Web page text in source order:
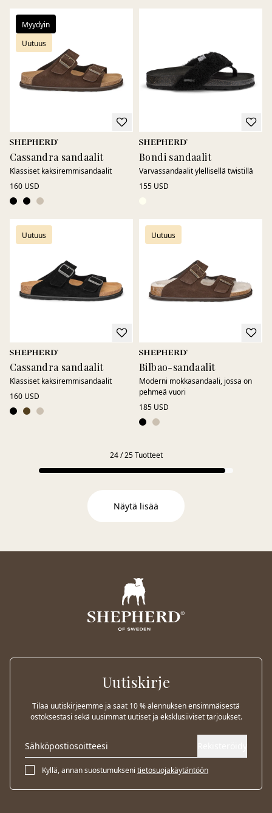
Myydyin
Uutuus
Cassandra sandaalit
Klassiset kaksiremmi­sandaalit
160 USD
Bondi sandaalit
Varvassandaalit ylellisellä twistillä
155 USD
Uutuus
Cassandra sandaalit
Klassiset kaksiremmi­sandaalit
160 USD
Uutuus
Bilbao-sandaalit
Moderni mokkasandaali, jossa on
pehmeä vuori
185 USD
24 /25 Tuotteet
Näytä lisää
Uutiskirje
Tilaa uutiskirjeemme ja saat 10 % alennuksen ensimmäisestä
ostoksestasi sekä uusimmat uutiset ja eksklusiiviset tarjoukset.
Kyllä, annan suostumukseni tietosuojakäytäntöön